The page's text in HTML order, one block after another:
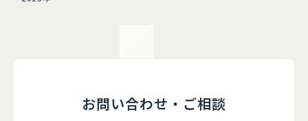
お問い合わせ・ご相談